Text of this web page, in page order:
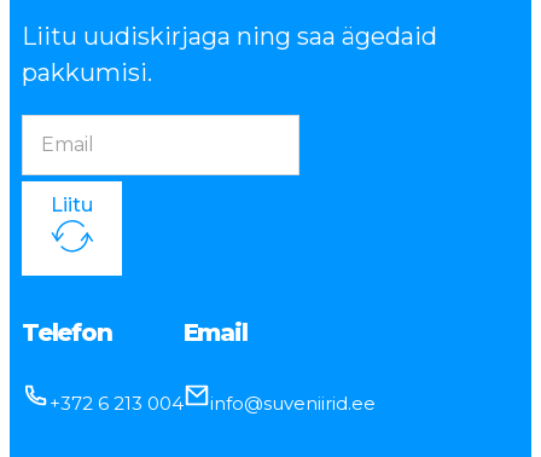
Liitu uudiskirjaga ning saa ägedaid
pakkumisi.
Liitu
Telefon
+372 6 213 004
Email
info@suveniirid.ee